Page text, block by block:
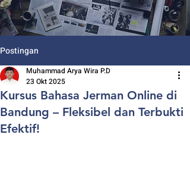
Postingan
Kursus Bahasa Jerman Online di
Bandung – Fleksibel dan Terbukti
Efektif!
Muhammad Arya Wira P.D
23 Okt 2025